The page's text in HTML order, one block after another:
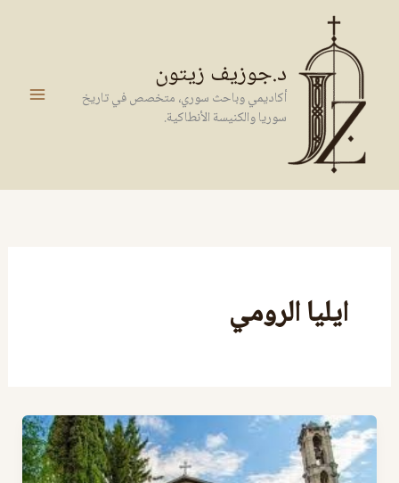
المحتوى
د.جوزيف زيتون
أكاديمي وباحث سوري، متخصص في تاريخ
سوريا والكنيسة الأنطاكية.
ايليا الرومي